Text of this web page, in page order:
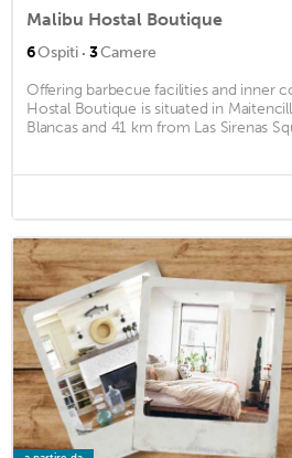
Malibu Hostal Boutique
6Ospiti · 3Camere
Offering barbecue facilities and inner
Hostal Boutique is situated in
Blancas and 41 km from Las Sirenas